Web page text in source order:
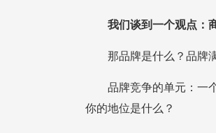
我们谈到一个观点：
那品牌是什么？品牌满
你的地位是什么？